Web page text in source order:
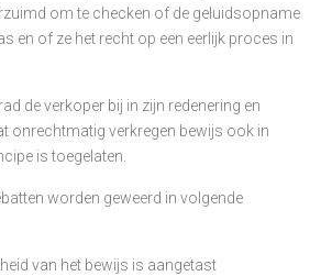
om te checken of de geluidsopname
en of ze het recht op een eerlijk proces in
de verkoper bij in zijn redenering en
onrechtmatig verkregen bewijs ook in
is toegelaten.
worden geweerd in volgende
van het bewijs is aangetast